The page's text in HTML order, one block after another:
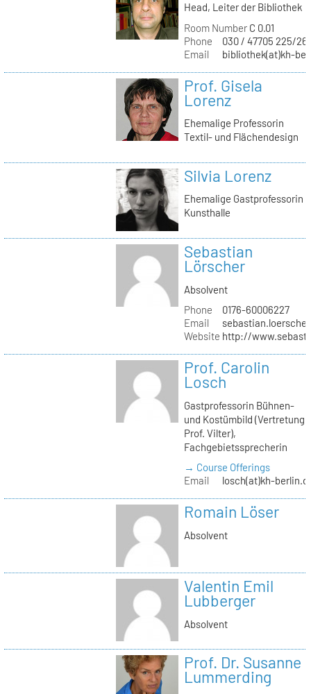
Head, Leiter der Bibliothek
Room NumberC 0.01
Phone
030 / 47705 225/
Email
bibliothek(at)kh-
Prof. Gisela
Lorenz
Ehemalige Professorin
Textil- und Flächendesign
Silvia Lorenz
Ehemalige Gastprofessorin
Kunsthalle
Sebastian
Lörscher
Absolvent
Phone
0176-60006227
Email
Website http://
Prof. Carolin
Losch
Gastprofessorin Bühnen-
und Kostümbild (Vertretung
Prof. Vilter),
Fachgebietssprecherin
→ Course Offerings
Email
losch(at)kh-
Romain Löser
Absolvent
Valentin Emil
Lubberger
Absolvent
Prof. Dr. Susanne
Lummerding